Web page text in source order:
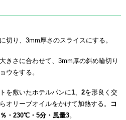
切り、3mm厚さのスライスにする。
きさに合わせて、3mm厚の斜め輪切り
ウをする。
を敷いたホテルパンに1、 2を形良く交
オリーブオイルをかけて加熱する。
コ
・230℃・5分・風量3。